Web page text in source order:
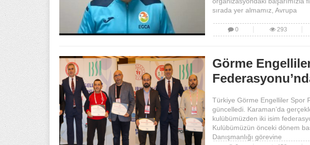
sırada yer almamız, Avrupa
0 293
Görme
Türkiye Görme Engelliler Spor
güncelledi. Karaman’da
kulübümüzden iki isim
Kulübümüzün önceki dönem
Danışmanlığı görevine